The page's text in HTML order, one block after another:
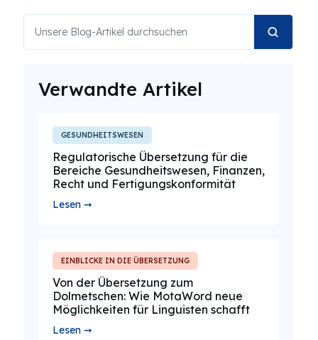
Verwandte Artikel
GESUNDHEITSWESEN
Regulatorische Übersetzung für die
Bereiche Gesundheitswesen, Finanzen,
Recht und Fertigungskonformität
Lesen ➞
EINBLICKE IN DIE ÜBERSETZUNG
Von der Übersetzung zum
Dolmetschen: Wie MotaWord neue
Möglichkeiten für Linguisten schafft
Lesen ➞